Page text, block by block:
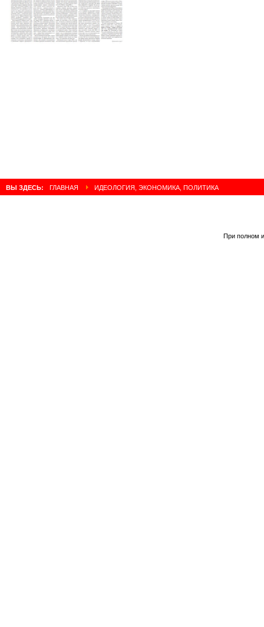
ВЫ ЗДЕСЬ: ГЛАВНАЯ ИДЕОЛОГИЯ, ЭКОНОМИКА, ПОЛИТИКА
При полном